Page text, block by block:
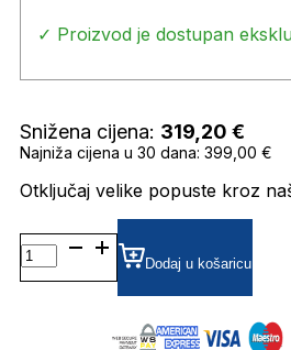
✓ Proizvod je dostupan
Snižena cijena: 319,20 €
Najniža cijena u 30 dana: 399,00 €
Otključaj velike popuste kroz
0PR26ZS SUNČANE
NAOČALE
PRADA
Dodaj u košaricu